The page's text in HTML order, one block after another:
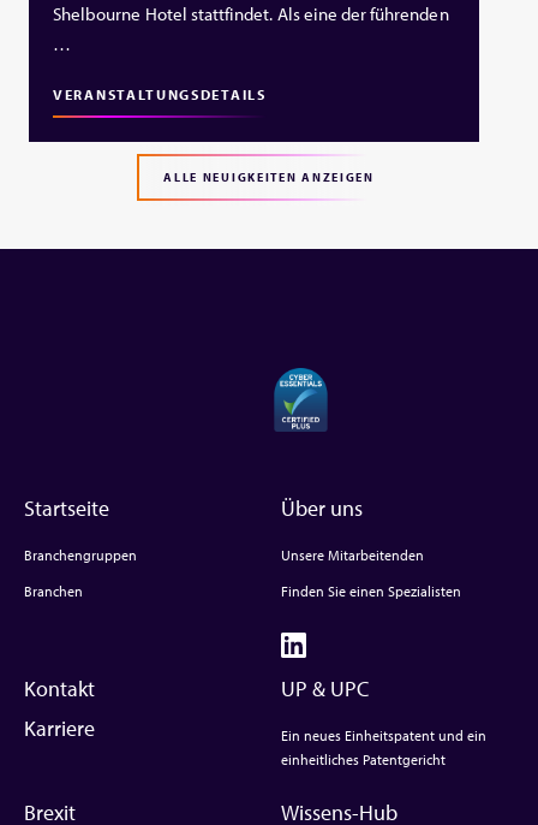
Shelbourne Hotel stattfindet. Als eine der führenden
…
VERANSTALTUNGSDETAILS
ALLE NEUIGKEITEN ANZEIGEN
Startseite
Branchengruppen
Branchen
Über uns
Unsere Mitarbeitenden
Finden Sie einen Spezialisten
Kontakt
Karriere
UP & UPC
Ein neues Einheitspatent und ein
einheitliches Patentgericht
Brexit
Wissens-Hub